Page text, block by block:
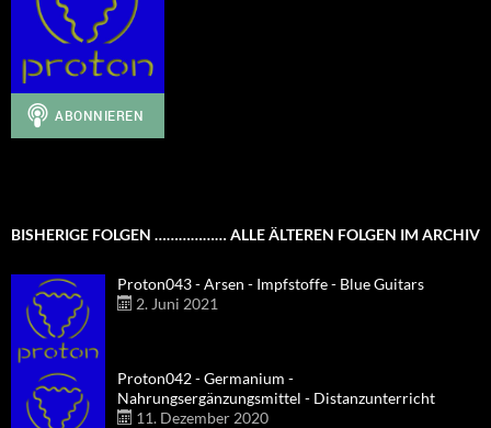
BISHERIGE FOLGEN ……………… ALLE ÄLTEREN FOLGEN IM ARCHIV
Proton043 - Arsen - Impfstoffe - Blue Guitars
2. Juni 2021
Proton042 - Germanium -
Nahrungsergänzungsmittel - Distanzunterricht
11. Dezember 2020